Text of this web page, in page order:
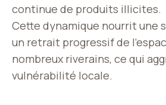
continue de produits illicites.
Cette dynamique nourrit une
un retrait progressif de
nombreux riverains, ce qui
vulnérabilité locale.